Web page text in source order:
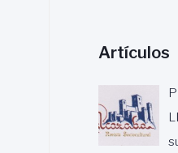
Artículos